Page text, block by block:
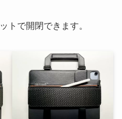
トで開閉できます。